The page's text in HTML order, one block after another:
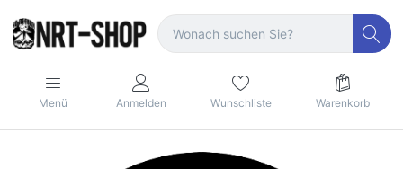
Menü Anmelden Wunschliste Warenkorb